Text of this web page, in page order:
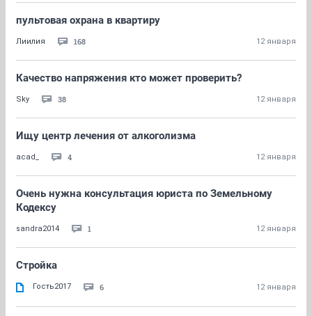
пультовая охрана в квартиру
Лиилия 168 12 января
Качество напряжения кто может проверить?
Sky 38 12 января
Ищу центр лечения от алкоголизма
acad_ 4 12 января
Очень нужна консультация юриста по Земельному
Кодексу
sandra2014 1 12 января
Стройка
Гость2017 6 12 января